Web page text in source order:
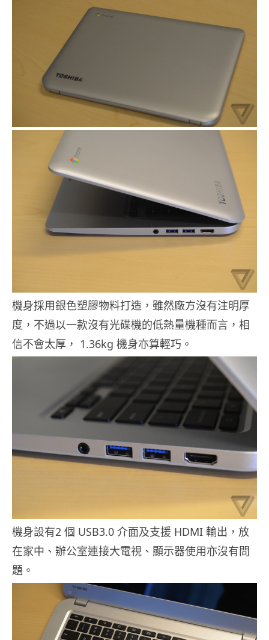
機身採用銀色塑膠物料打造，雖然廠方沒有注明厚
度，不過以一款沒有光碟機的低熱量機種而言，相
信不會太厚， 1.36kg 機身亦算輕巧。
機身設有2 個 USB3.0 介面及支援 HDMI 輸出，放
在家中、辦公室連接大電視、顯示器使用亦沒有問
題。